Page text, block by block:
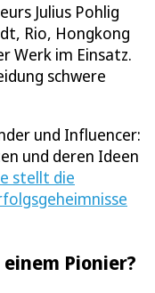
Julius Pohlig
Rio, Hongkong
Werk im Einsatz.
schwere
und Influencer:
und deren Ideen
stellt die
Pionier?